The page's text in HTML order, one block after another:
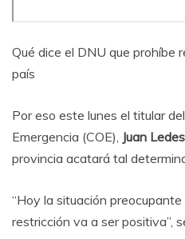
Qué dice el DNU que prohíbe
país
Por eso este lunes el titular
Emergencia (COE), Juan
provincia acatará tal
“Hoy la situación
restricción va a ser positiva”,